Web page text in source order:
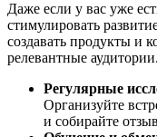
Даже если у вас уже
стимулировать
создавать продукты и
релевантные аудитории.
Регулярные
Организуйте
и собирайте